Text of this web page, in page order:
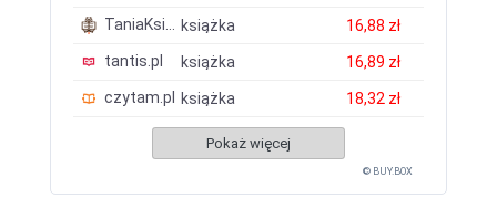
TaniaKsiazka.pl książka
16,88 zł
tantis.pl
książka
16,89 zł
czytam.pl
książka 18,32 zł
Pokaż więcej
© BUY.BOX